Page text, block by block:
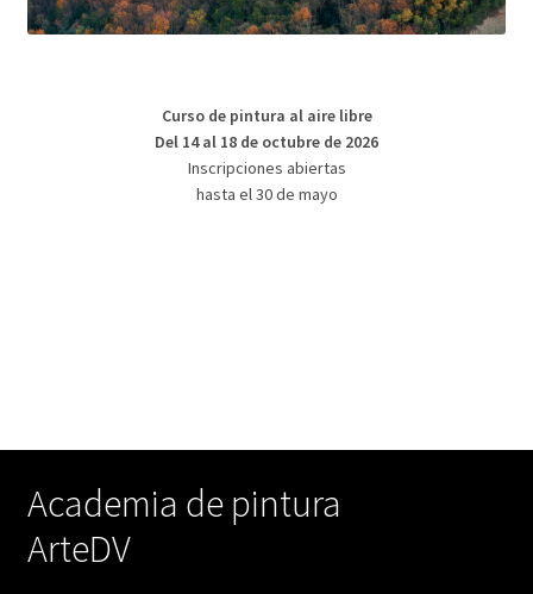
Curso de pintura al aire libre
Del 14 al 18 de octubre de 2026
Inscripciones abiertas
hasta el 30 de mayo
Academia de pintura
ArteDV